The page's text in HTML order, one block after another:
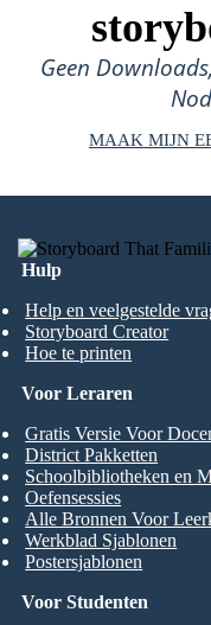
Geen
MAAK MIJN
Hulp
Help en veelgestelde
Storyboard Creator
Hoe te printen
Voor Studenten
Voor Leraren
Gratis Versie Voor
District Pakketten
Schoolbibliotheken en
Oefensessies
Alle Bronnen Voor
Werkblad Sjablonen
Postersjablonen